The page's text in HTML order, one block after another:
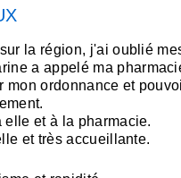
la région, j'ai oublié
a appelé ma
mon ordonnance et
elle et à la pharmacie.
et très accueillante.